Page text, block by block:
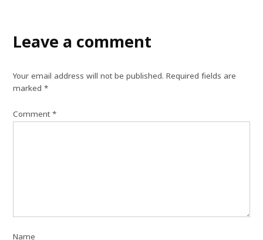
Leave a comment
Your email address will not be published. Required fields are
marked*
Comment*
Name